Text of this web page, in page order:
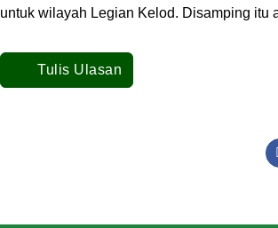
untuk wilayah Legian Kelod. Disamping itu
Tulis Ulasan